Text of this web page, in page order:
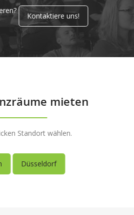
Kontaktiere uns!
mieten
Standort wählen.
Düsseldorf